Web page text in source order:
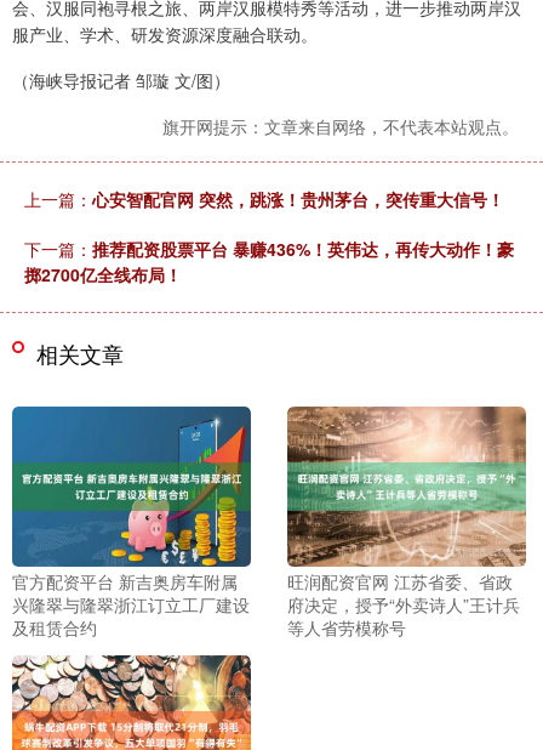
会、汉服同袍寻根之旅、两岸汉服模特秀等活动，进一步推动两岸汉
服产业、学术、研发资源深度融合联动。
（海峡导报记者 邹璇 文/图）
旗开网提示：文章来自网络，不代表本站观点。
上一篇： 心安智配官网 突然，跳涨！贵州茅台，突传重大信号！
下一篇： 推荐配资股票平台 暴赚436%！英伟达，再传大动作！豪
掷2700亿全线布局！
相关文章
官方配资平台 新吉奥房车附属
兴隆翠与隆翠浙江订立工厂建设
及租赁合约
旺润配资官网 江苏省委、省政
府决定，授予“外卖诗人”王计兵
等人省劳模称号